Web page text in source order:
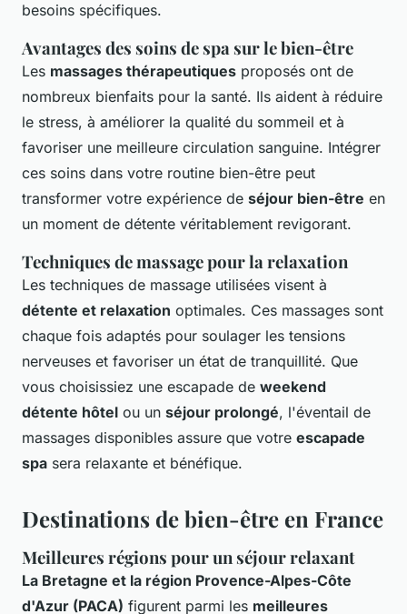
besoins spécifiques.
Avantages des soins de spa sur le bien-être
Les massages thérapeutiques proposés ont de
nombreux bienfaits pour la santé. Ils aident à réduire
le stress, à améliorer la qualité du sommeil et à
favoriser une meilleure circulation sanguine. Intégrer
ces soins dans votre routine bien-être peut
transformer votre expérience de séjour bien-être en
un moment de détente véritablement revigorant.
Techniques de massage pour la relaxation
Les techniques de massage utilisées visent à
détente et relaxation optimales. Ces massages sont
chaque fois adaptés pour soulager les tensions
nerveuses et favoriser un état de tranquillité. Que
vous choisissiez une escapade de weekend
détente hôtel ou un séjour prolongé, l'éventail de
massages disponibles assure que votre escapade
spa sera relaxante et bénéfique.
Destinations de bien-être en France
Meilleures régions pour un séjour relaxant
La Bretagne et la région Provence-Alpes-Côte
d'Azur (PACA) figurent parmi les meilleures